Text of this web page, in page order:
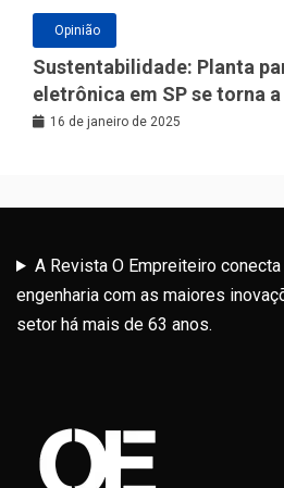
Opinião
Sustentabilidade: Planta
eletrônica em SP se torna
Latina
16 de janeiro de 2025
A Revista O Empreiteiro
engenharia com as maiores
setor há mais de 63 anos.